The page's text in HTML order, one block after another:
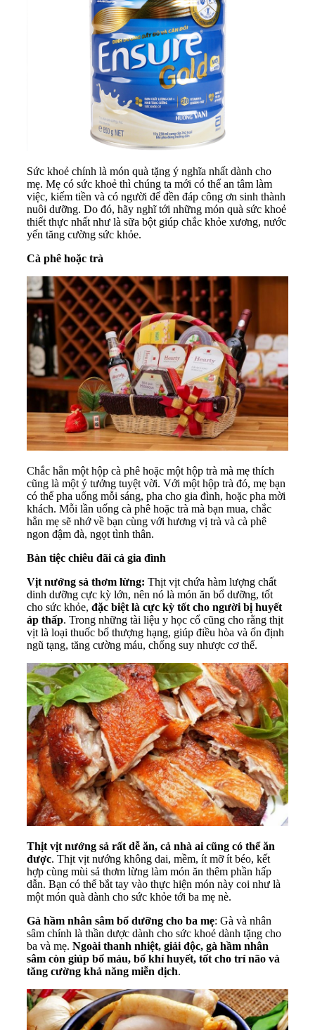
Sức khoẻ chính là món quà tặng ý nghĩa nhất dành cho
mẹ. Mẹ có sức khoẻ thì chúng ta mới có thể an tâm làm
việc, kiếm tiền và có người để đền đáp công ơn sinh thành
nuôi dưỡng. Do đó, hãy nghĩ tới những món quà sức khoẻ
thiết thực nhất như là sữa bột giúp chắc khỏe xương, nước
yến tăng cường sức khỏe.
Cà phê hoặc trà
Chắc hẳn một hộp cà phê hoặc một hộp trà mà mẹ thích
cũng là một ý tưởng tuyệt vời. Với một hộp trà đó, mẹ bạn
có thể pha uống mỗi sáng, pha cho gia đình, hoặc pha mời
khách. Mỗi lần uống cà phê hoặc trà mà bạn mua, chắc
hẳn mẹ sẽ nhớ về bạn cùng với hương vị trà và cà phê
ngon đậm đà, ngọt tình thân.
Bàn tiệc chiêu đãi cả gia đình
Vịt nướng sả thơm lừng: Thịt vịt chứa hàm lượng chất
dinh dưỡng cực kỳ lớn, nên nó là món ăn bổ dưỡng, tốt
cho sức khỏe, đặc biệt là cực kỳ tốt cho người bị huyết
áp thấp. Trong những tài liệu y học cổ cũng cho rằng thịt
vịt là loại thuốc bổ thượng hạng, giúp điều hòa và ổn định
ngũ tạng, tăng cường máu, chống suy nhược cơ thể.
Thịt vịt nướng sả rất dễ ăn, cả nhà ai cũng có thể ăn
được. Thịt vịt nướng không dai, mềm, ít mỡ ít béo, kết
hợp cùng mùi sả thơm lừng làm món ăn thêm phần hấp
dẫn. Bạn có thể bắt tay vào thực hiện món này coi như là
một món quà dành cho sức khỏe tới ba mẹ nè.
Gà hầm nhân sâm bổ dưỡng cho ba mẹ: Gà và nhân
sâm chính là thần dược dành cho sức khoẻ dành tặng cho
ba và mẹ. Ngoài thanh nhiệt, giải độc, gà hầm nhân
sâm còn giúp bổ máu, bổ khí huyết, tốt cho trí não và
tăng cường khả năng miễn dịch.